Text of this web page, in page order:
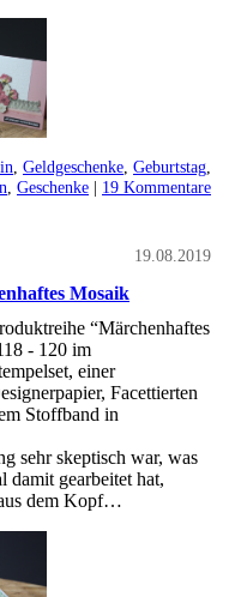
Geldgeschenke Geburtstag
Geschenke | 19 Kommentare
19.08.2019
Mosaik
“Märchenhaftes
- 120 im
einer
Facettierten
Stoffband in
sehr skeptisch war, was
damit gearbeitet hat,
dem Kopf…